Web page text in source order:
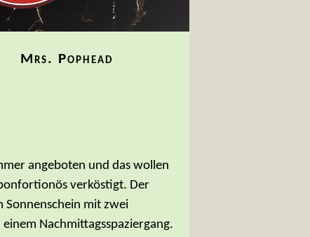
Mrs. Pophead
angeboten und das wollen
verköstigt. Der
Sonnenschein mit zwei
Nachmittagsspaziergang.